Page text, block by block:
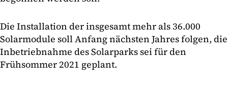
Die Installation der insgesamt mehr als 36.000
Solarmodule soll Anfang nächsten Jahres folgen, die
Inbetriebnahme des Solarparks sei für den
Frühsommer 2021 geplant.